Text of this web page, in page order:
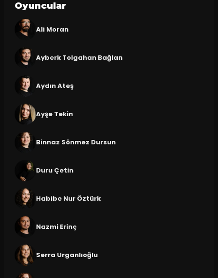
Oyuncular
Ali Moran
Ayberk Tolgahan Bağlan
Aydın Ateş
Ayşe Tekin
Binnaz Sönmez Dursun
Duru Çetin
Habibe Nur Öztürk
Nazmi Erinç
Serra Urganlıoğlu